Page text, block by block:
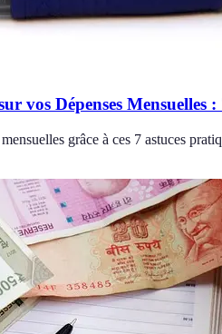
vos Dépenses Mensuelles
grâce à ces 7 astuces